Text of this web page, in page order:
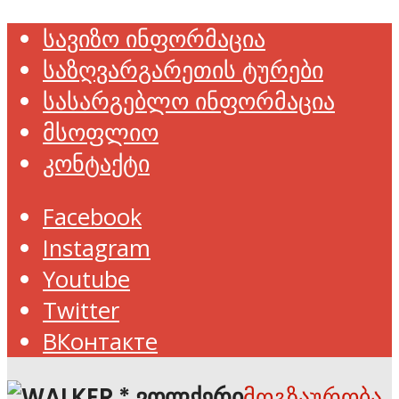
სავიზო ინფორმაცია
საზღვარგარეთის ტურები
სასარგებლო ინფორმაცია
მსოფლიო
კონტაქტი
Facebook
Instagram
Youtube
Twitter
ВКонтакте